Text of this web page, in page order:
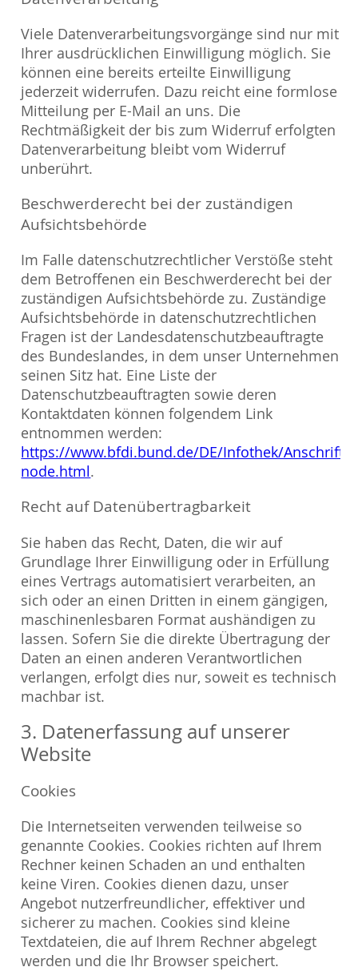
Viele Datenverarbeitungsvorgänge sind nur mit
Ihrer ausdrücklichen Einwilligung möglich. Sie
können eine bereits erteilte Einwilligung
jederzeit widerrufen. Dazu reicht eine formlose
Mitteilung per E-Mail an uns. Die
Rechtmäßigkeit der bis zum Widerruf erfolgten
Datenverarbeitung bleibt vom Widerruf
unberührt.
Beschwerderecht bei der zuständigen
Aufsichtsbehörde
Im Falle datenschutzrechtlicher Verstöße steht
dem Betroffenen ein Beschwerderecht bei der
zuständigen Aufsichtsbehörde zu. Zuständige
Aufsichtsbehörde in datenschutzrechtlichen
Fragen ist der Landesdatenschutzbeauftragte
des Bundeslandes, in dem unser Unternehmen
seinen Sitz hat. Eine Liste der
Datenschutzbeauftragten sowie deren
Kontaktdaten können folgendem Link
entnommen werden:
https://www.bfdi.bund.de/DE/Infothek/
node.html.
Recht auf Datenübertragbarkeit
Sie haben das Recht, Daten, die wir auf
Grundlage Ihrer Einwilligung oder in Erfüllung
eines Vertrags automatisiert verarbeiten, an
sich oder an einen Dritten in einem gängigen,
maschinenlesbaren Format aushändigen zu
lassen. Sofern Sie die direkte Übertragung der
Daten an einen anderen Verantwortlichen
verlangen, erfolgt dies nur, soweit es technisch
machbar ist.
3. Datenerfassung auf unserer
Website
Cookies
Die Internetseiten verwenden teilweise so
genannte Cookies. Cookies richten auf Ihrem
Rechner keinen Schaden an und enthalten
keine Viren. Cookies dienen dazu, unser
Angebot nutzerfreundlicher, effektiver und
sicherer zu machen. Cookies sind kleine
Textdateien, die auf Ihrem Rechner abgelegt
werden und die Ihr Browser speichert.